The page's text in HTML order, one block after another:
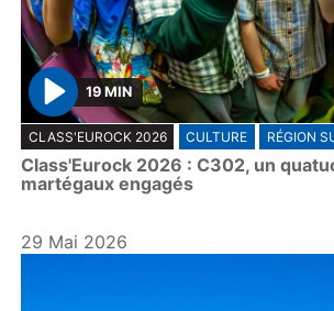
P
l
a
y
19 MIN
CLASS'EUROCK 2026 CULTURE RÉGION
Class'Eurock 2026 : C302, un
martégaux engagés
29 Mai 2026